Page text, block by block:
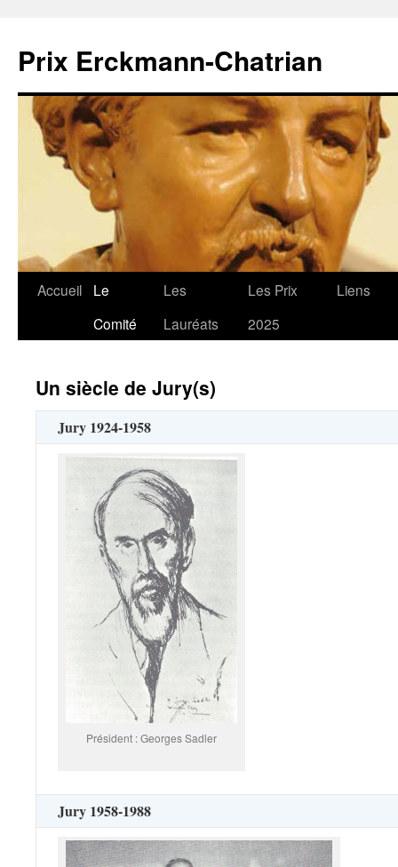
Prix Erckmann-Chatrian
Aller
Accueil
Le
Comité
Les
Lauréats
Les Prix
2025
Liens
Un siècle de Jury(s)
Jury 1924-1958
Président : Georges Sadler
Jury 1958-1988